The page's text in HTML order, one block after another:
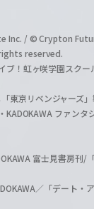
Inc. / © Crypton
reserved.
！虹ヶ咲学園スクー
東京リベンジャーズ
ファンタ
富士見書房刊/
／「デート・